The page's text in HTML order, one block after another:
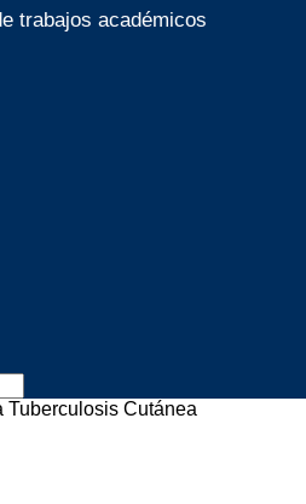
trabajos académicos
Tuberculosis Cutánea